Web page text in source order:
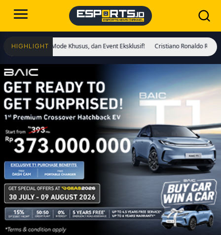
HIGHLIGHT
Mode Khusus, dan Event Eksklusif! Cristiano Ronaldo Resmi Jadi